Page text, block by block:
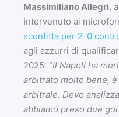
Massimiliano Allegri,
intervenuto ai
sconfitta per 2-0
agli azzurri di
2025: “Il Napoli ha
arbitrato molto bene,
arbitrale. Devo
abbiamo preso due